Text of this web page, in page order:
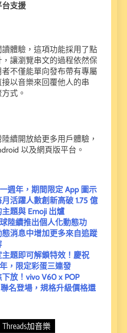
台支援
體驗，這項功能採用了點
讓瀏覽串文的過程依然保
不僅能單向發布帶有專屬
以音樂來回覆他人的串
式。
續開放給更多用戶體驗，
以及網頁版平台。
週年，期間限定 App 圖示
活躍人數創新高破 1.75 億
題與 Emoji 出爐
陸續推出個人化動態功
消息中增加更多來自追蹤
題即可解鎖特效！慶祝
，限定彩蛋三連發
放！vivo V60 x POP
聯名登場，規格升級價格還
Threads加音樂